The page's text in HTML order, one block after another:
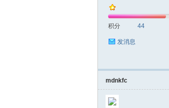
积分 44
发消息
mdnkfc